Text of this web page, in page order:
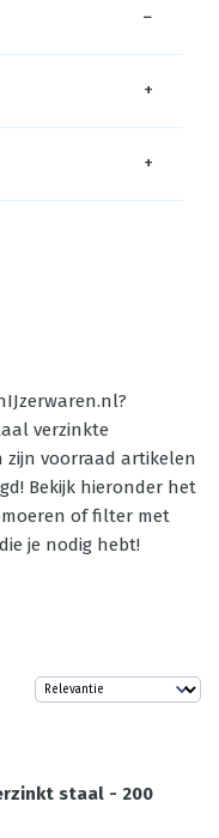
verzinkte
zijn voorraad artikelen
Bekijk hieronder het
of filter met
je nodig hebt!
staal - 200
−
+
+